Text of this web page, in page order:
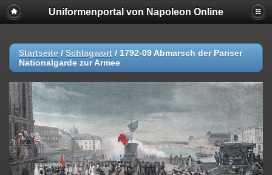
Uniformenportal von Napoleon Online
Startseite / Schlagwort / 1792-09 Abmarsch der Pariser
Nationalgarde zur Armee